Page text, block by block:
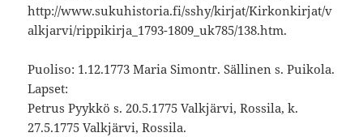
http://www.sukuhistoria.fi/sshy/kirjat/Kirkonkirjat/v
alkjarvi/rippikirja_1793-1809_uk785/138.htm.
Puoliso: 1.12.1773 Maria Simontr. Sällinen s. Puikola.
Lapset:
Petrus Pyykkö s. 20.5.1775 Valkjärvi, Rossila, k.
27.5.1775 Valkjärvi, Rossila.